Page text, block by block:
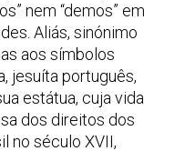
nem “demos” em
Aliás, sinónimo
aos símbolos
jesuíta português,
estátua, cuja vida
dos direitos dos
no século XVII,